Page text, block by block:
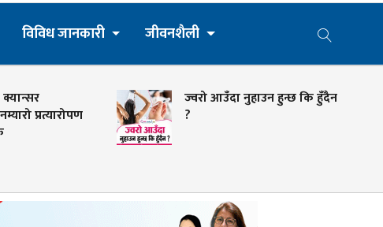
विविध जानकारी जीवनशैली
ज्वरो आउँदा नुहाउन हुन्छ कि हुँदैन